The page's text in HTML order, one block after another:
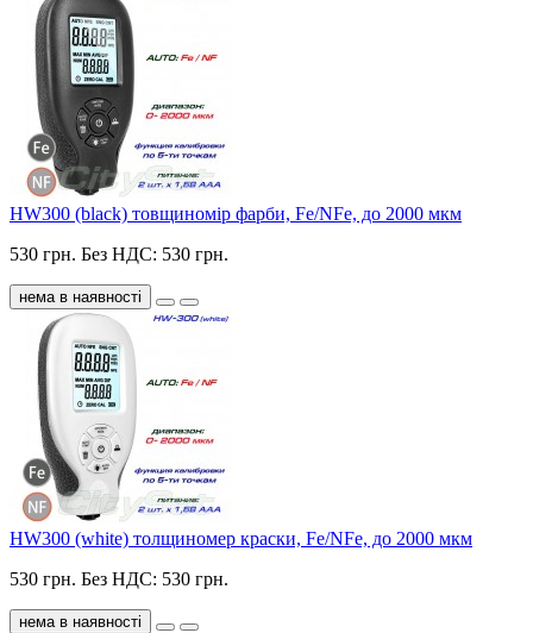
HW300 (black) товщиномір фарби, Fe/NFe, до 2000 мкм
530 грн. Без НДС: 530 грн.
нема в наявності
HW300 (white) толщиномер краски, Fe/NFe, до 2000 мкм
530 грн. Без НДС: 530 грн.
нема в наявності